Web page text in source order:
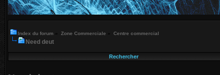
Index du forum » Zone Commerciale » Centre commercial
Need deut
Rechercher